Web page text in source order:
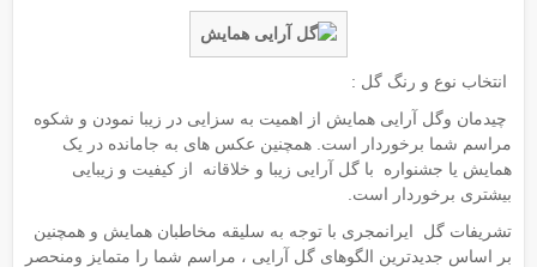
انتخاب نوع و رنگ گل :
چیدمان وگل آرایی همایش از اهمیت به سزایی در زیبا نمودن و شکوه
مراسم شما برخوردار است. همچنین عکس های به جامانده در یک
همایش یا جشنواره با گل آرایی زیبا و خلاقانه از کیفیت و زیبایی
بیشتری برخوردار است.
تشریفات گل ایرانمجری با توجه به سلیقه مخاطبان همایش و همچنین
بر اساس جدیدترین الگوهای گل آرایی ، مراسم شما را متمایز ومنحصر